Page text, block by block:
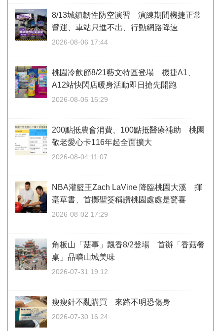
8/13城鎮韌性防空演習 演練期間機捷正常
營運、車站只進不出、行動網路降速
2026-08-06 17:44
桃園冷飲節8/21藝文特區登場 機捷A1、
A12站快閃店暖身活動即日搶先開跑
2026-08-06 16:29
200點抵農會消費、100點抵醫療補助 桃園
敬老愛心卡116年起全面擴大
2026-08-04 11:07
NBA灌籃王Zach LaVine 降臨桃園大溪 揮
毫草書、首擲聖筊稱讚桃園處處是驚喜
2026-08-02 17:29
角板山「菇事」飄香8/2登場 首辦「香菇餐
桌」品嚐山城美味
2026-07-31 19:12
瘦瘦針不亂購買 來路不明恐傷身
2026-07-30 16:24